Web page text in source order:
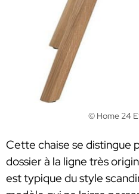
© Home 24
Cette chaise se distingue
dossier à la ligne très
est typique du style